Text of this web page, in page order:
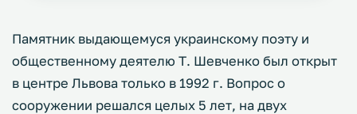
Памятник выдающемуся украинскому поэту и
общественному деятелю Т. Шевченко был открыт
в центре Львова только в 1992 г. Вопрос о
сооружении решался целых 5 лет, на двух